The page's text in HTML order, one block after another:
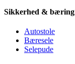
Sikkerhed & bæring
Autostole
Bæresele
Selepude